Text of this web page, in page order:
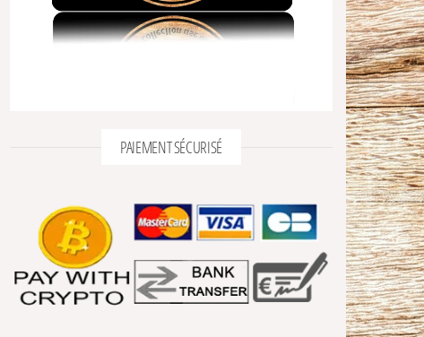
PAIEMENT SÉCURISÉ